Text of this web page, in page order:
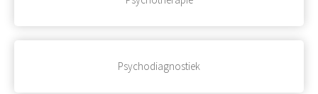
Psychodiagnostiek